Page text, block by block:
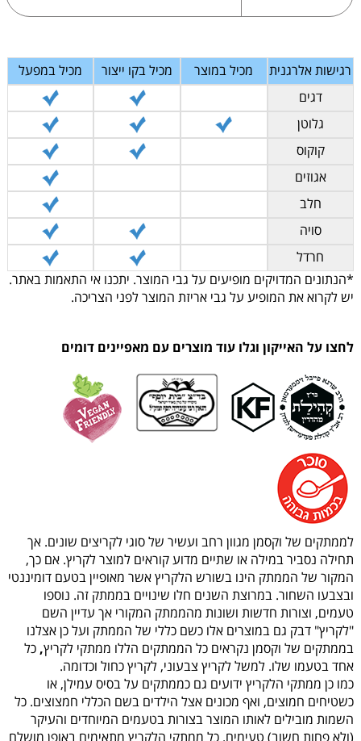
רגישות אלרגנית מכיל במוצר מכיל בקו ייצור
מכיל במפעל
דגים
גלוטן
קוקוס
אגוזים
חלב
סויה
חרדל
*הנתונים המדויקים מופיעים על גבי המוצר. יתכנו אי התאמות באתר.
יש לקרוא את המופיע על גבי אריזת המוצר לפני הצריכה.
לחצו על האייקון וגלו עוד מוצרים עם מאפיינים דומים
לממתקים של וקסמן מגוון רחב ועשיר של סוגי לקריצים שונים. אך
תחילה נסביר במילה או שתיים מדוע קוראים למוצר לקריץ. אם כך,
המקור של הממתק הינו בשורש הלקריץ אשר מאופיין בטעם דומיננטי
ובצבעו השחור. במרוצת השנים חלו שינויים בממתק זה. נוספו
טעמים, וצורות חדשות ושונות מהממתק המקורי אך עדיין השם
"לקריץ" דבק גם במוצרים אלו כשם כללי של הממתק ועל כן אצלנו
בממתקים של וקסמן נקראים כל הממתקים הללו ממתקי לקריץ, כל
אחד בטעמו שלו. למשל לקריץ צבעוני, לקריץ כחול וכדומה.
כמו כן ממתקי הלקריץ ידועים גם כממתקים על בסיס עמילן, או
כשטיחים חמוצים, ואף מכונים אצל הילדים בשם הכללי חמצוצים. כל
השמות מובילים לאותו המוצר בצורות בטעמים המיוחדים והעיקר
(ולא פחות חשוב) טעימים. כל ממתקי הלקריץ מתאימים באופן מושלם